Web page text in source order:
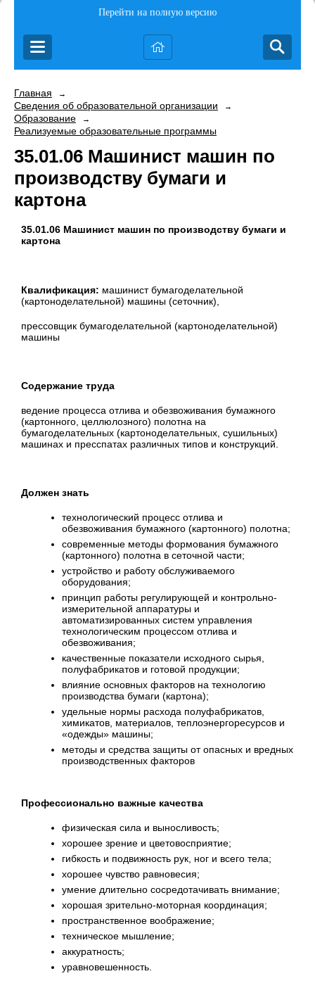
Перейти на полную версию
Главная →
Сведения об образовательной организации →
Образование →
Реализуемые образовательные программы
35.01.06 Машинист машин по
производству бумаги и
картона
35.01.06 Машинист машин по производству бумаги и
картона
Квалификация: машинист бумагоделательной
(картоноделательной) машины (сеточник),
прессовщик бумагоделательной (картоноделательной)
машины
Содержание труда
ведение процесса отлива и обезвоживания бумажного
(картонного, целлюлозного) полотна на
бумагоделательных (картоноделательных, сушильных)
машинах и пресспатах различных типов и конструкций.
Должен знать
технологический процесс отлива и
обезвоживания бумажного (картонного) полотна;
современные методы формования бумажного
(картонного) полотна в сеточной части;
устройство и работу обслуживаемого
оборудования;
принцип работы регулирующей и контрольно-
измерительной аппаратуры и
автоматизированных систем управления
технологическим процессом отлива и
обезвоживания;
качественные показатели исходного сырья,
полуфабрикатов и готовой продукции;
влияние основных факторов на технологию
производства бумаги (картона);
удельные нормы расхода полуфабрикатов,
химикатов, материалов, теплоэнергоресурсов и
«одежды» машины;
методы и средства защиты от опасных и вредных
производственных факторов
Профессионально важные качества
физическая сила и выносливость;
хорошее зрение и цветовосприятие;
гибкость и подвижность рук, ног и всего тела;
хорошее чувство равновесия;
умение длительно сосредотачивать внимание;
хорошая зрительно-моторная координация;
пространственное воображение;
техническое мышление;
аккуратность;
уравновешенность.